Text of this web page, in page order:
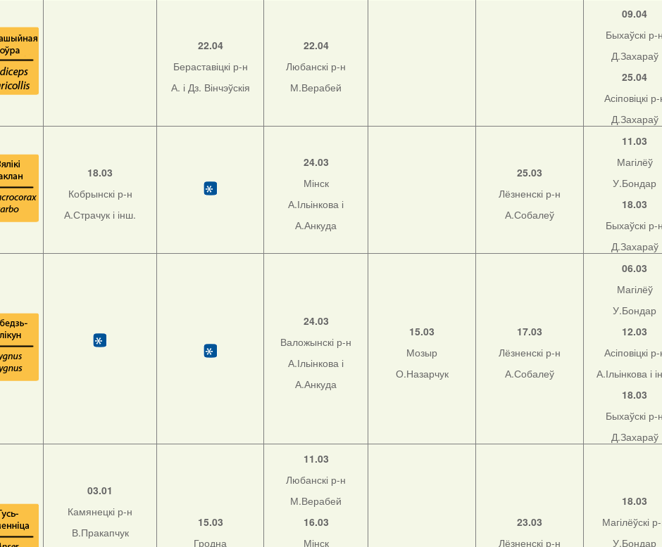
22.04
Бераставіцкі р-н
А. і Дз. Вінчэўскія
22.04
Любанскі р-н
М.Верабей
09.04
Быхаўскі р-
Д.Захараў
25.04
Асіповіцкі
Д.Захараў
18.03
Кобрынскі р-н
А.Страчук і інш.
24.03
Мінск
А.Ільінкова і
А.Анкуда
25.03
Лёзненскі р-н
А.Собалеў
11.03
Магілёў
У.Бондар
18.03
Быхаўскі р-
Д.Захараў
24.03
Валожынскі р-н
А.Ільінкова і
А.Анкуда
15.03
Мозыр
О.Назарчук
17.03
Лёзненскі р-н
А.Собалеў
06.03
Магілёў
У.Бондар
12.03
Асіповіцкі
А.Ільінкова і
18.03
Быхаўскі р-
Д.Захараў
03.01
Камянецкі р-н
В.Пракапчук
15.03
Гродна
11.03
Любанскі р-н
М.Верабей
16.03
Мінск
23.03
Лёзненскі р-н
18.03
Магілёўскі
У.Бондар